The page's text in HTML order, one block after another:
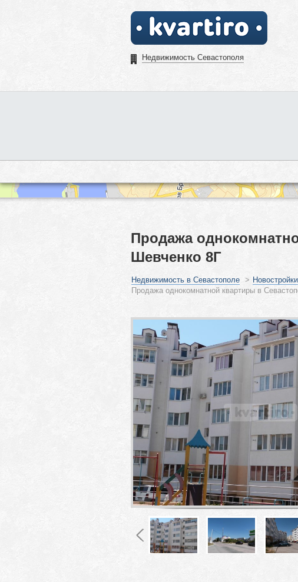
Недвижимость Севастополя
Продажа
Шевченко 8Г
Недвижимость в Севастополе > Новостройки
Продажа однокомнатной квартиры в